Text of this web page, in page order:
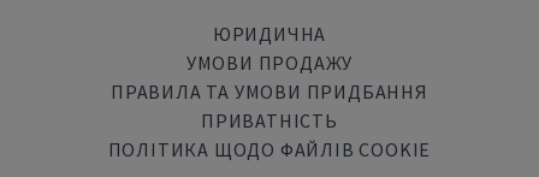
ЮРИДИЧНА
УМОВИ ПРОДАЖУ
ПРАВИЛА ТА УМОВИ ПРИДБАННЯ
ПРИВАТНІСТЬ
ПОЛІТИКА ЩОДО ФАЙЛІВ COOKIE